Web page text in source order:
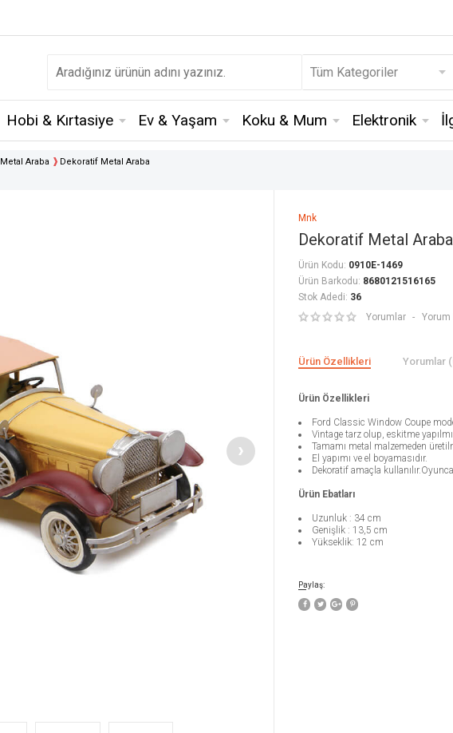
Hobi & Kırtasiye Ev & Yaşam Koku & Mum Elektronik
Metal Araba Dekoratif Metal Araba
Mnk
Dekoratif Metal Araba
Ürün Kodu: 0910E-1469
Ürün Barkodu: 8680121516165
Stok Adedi: 36
Yorumlar
Yorum
Ürün Özellikleri Yorumlar
Ürün Özellikleri
Ford Classic Window Coupe
Vintage tarz olup, eskitme
Tamamı metal malzemeden
El yapımı ve el boyamasıdır.
Dekoratif amaçla
Ürün Ebatları
Uzunluk : 34 cm
Genişlik : 13,5 cm
Yükseklik: 12 cm
Paylaş: